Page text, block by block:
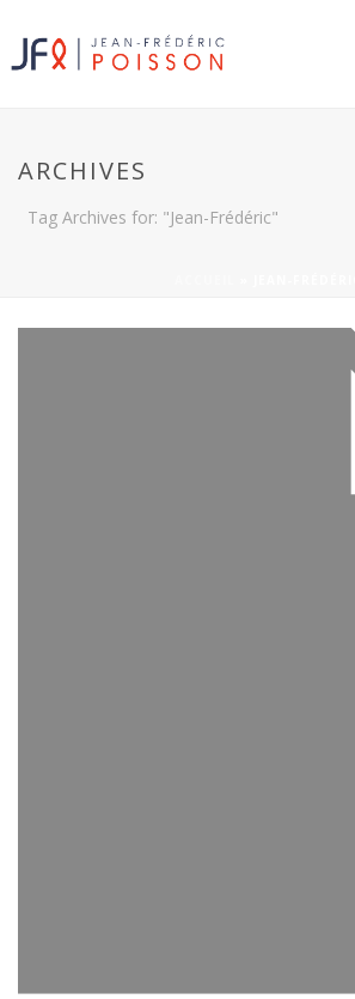
ARCHIVES
Tag Archives for: "Jean-Frédéric"